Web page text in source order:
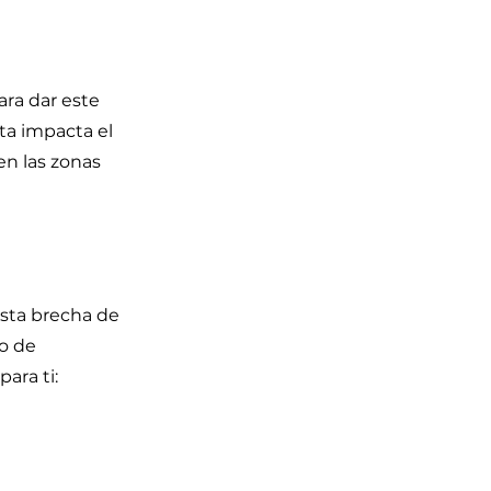
dar este
impacta el
las zonas
brecha de
de
ti: